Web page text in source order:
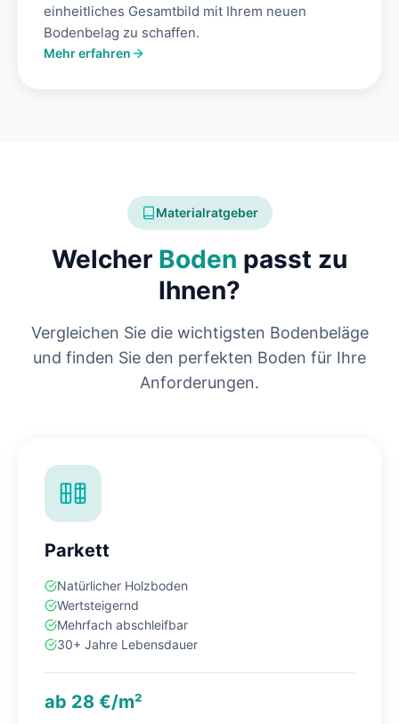
einheitliches Gesamtbild mit Ihrem neuen
Bodenbelag zu schaffen.
Mehr erfahren
Materialratgeber
Welcher Boden passt zu
Ihnen?
Vergleichen Sie die wichtigsten Bodenbeläge
und finden Sie den perfekten Boden für Ihre
Anforderungen.
Parkett
Natürlicher Holzboden
Wertsteigernd
Mehrfach abschleifbar
30+ Jahre Lebensdauer
ab 28 €/m²